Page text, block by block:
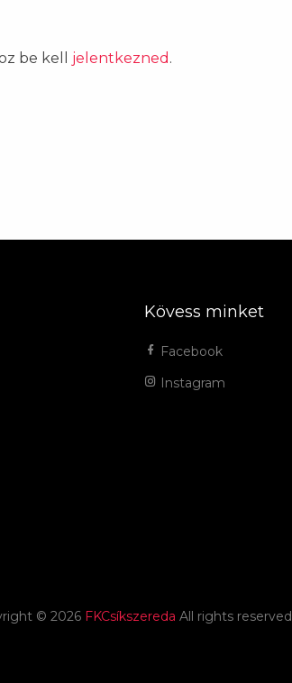
be kell jelentkezned .
Kövess minket
Facebook
Instagram
© 2026 FKCsíkszereda All rights reserved